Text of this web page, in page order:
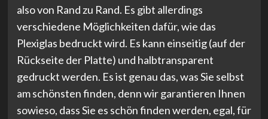
also von Rand zu Rand. Es gibt allerdings
verschiedene Möglichkeiten dafür, wie das
Plexiglas bedruckt wird. Es kann einseitig (auf der
Rückseite der Platte) und halbtransparent
gedruckt werden. Es ist genau das, was Sie selbst
am schönsten finden, denn wir garantieren Ihnen
sowieso, dass Sie es schön finden werden, egal, für